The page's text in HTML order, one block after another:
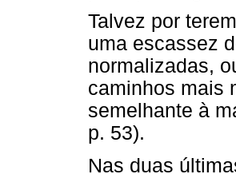
Talvez por
uma escassez
normalizadas,
caminhos mais
semelhante à
p. 53).
Nas duas